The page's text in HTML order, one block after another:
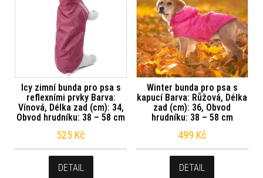
Icy zimní bunda pro psa s
reflexními prvky Barva:
Vínová, Délka zad (cm): 34,
Obvod hrudníku: 38 – 58 cm
525 Kč
DETAIL
Winter bunda pro psa s
kapucí Barva: Růžová, Délka
zad (cm): 36, Obvod
hrudníku: 38 – 58 cm
499 Kč
DETAIL